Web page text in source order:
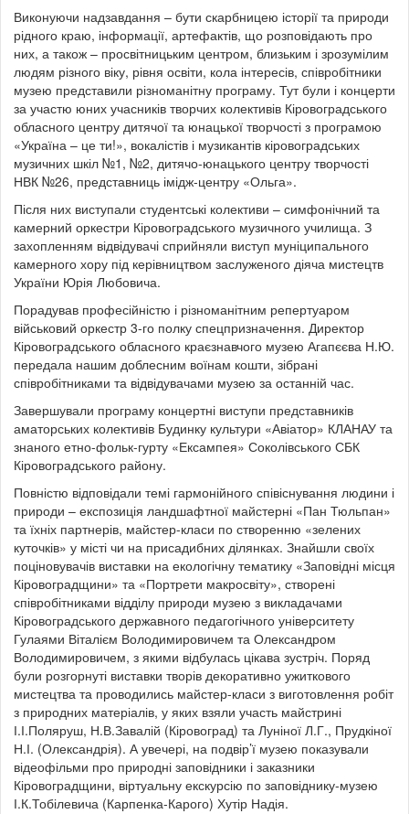
Виконуючи надзавдання – бути скарбницею історії та природи
рідного краю, інформації, артефактів, що розповідають про
них, а також – просвітницьким центром, близьким і зрозумілим
людям різного віку, рівня освіти, кола інтересів, співробітники
музею представили різноманітну програму. Тут були і концерти
за участю юних учасників творчих колективів Кіровоградського
обласного центру дитячої та юнацької творчості з програмою
«Україна – це ти!», вокалістів і музикантів кіровоградських
музичних шкіл №1, №2, дитячо-юнацького центру творчості
НВК №26, представниць імідж-центру «Ольга».
Після них виступали студентські колективи – симфонічний та
камерний оркестри Кіровоградського музичного училища. З
захопленням відвідувачі сприйняли виступ муніципального
камерного хору під керівництвом заслуженого діяча мистецтв
України Юрія Любовича.
Порадував професійністю і різноманітним репертуаром
військовий оркестр 3-го полку спецпризначення. Директор
Кіровоградського обласного краєзнавчого музею Агапєєва Н.Ю.
передала нашим доблесним воїнам кошти, зібрані
співробітниками та відвідувачами музею за останній час.
Завершували програму концертні виступи представників
аматорських колективів Будинку культури «Авіатор» КЛАНАУ та
знаного етно-фольк-гурту «Ексампея» Соколівського СБК
Кіровоградського району.
Повністю відповідали темі гармонійного співіснування людини і
природи – експозиція ландшафтної майстерні «Пан Тюльпан»
та їхніх партнерів, майстер-класи по створенню «зелених
куточків» у місті чи на присадибних ділянках. Знайшли своїх
поціновувачів виставки на екологічну тематику «Заповідні місця
Кіровоградщини» та «Портрети макросвіту», створені
співробітниками відділу природи музею з викладачами
Кіровоградського державного педагогічного університету
Гулаями Віталієм Володимировичем та Олександром
Володимировичем, з якими відбулась цікава зустріч. Поряд
були розгорнуті виставки творів декоративно ужиткового
мистецтва та проводились майстер-класи з виготовлення робіт
з природних матеріалів, у яких взяли участь майстрині
І.І.Поляруш, Н.В.Завалій (Кіровоград) та Луніної Л.Г., Прудкіної
Н.І. (Олександрія). А увечері, на подвір’ї музею показували
відеофільми про природні заповідники і заказники
Кіровоградщини, віртуальну екскурсію по заповіднику-музею
І.К.Тобілевича (Карпенка-Карого) Хутір Надія.